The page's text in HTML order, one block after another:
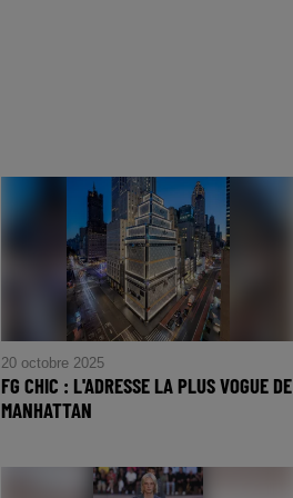
20 octobre 2025
FG CHIC : L'ADRESSE LA PLUS VOGUE DE
MANHATTAN